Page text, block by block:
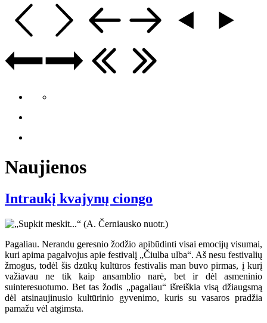
Naujienos
Intraukį kvajynų ciongo
Pagaliau. Nerandu geresnio žodžio apibūdinti visai emocijų visumai,
kuri apima pagalvojus apie festivalį „Čiulba ulba“. Aš nesu festivalių
žmogus, todėl šis dzūkų kultūros festivalis man buvo pirmas, į kurį
važiavau ne tik kaip ansamblio narė, bet ir dėl asmeninio
suinteresuotumo. Bet tas žodis „pagaliau“ išreiškia visą džiaugsmą
dėl atsinaujinusio kultūrinio gyvenimo, kuris su vasaros pradžia
pamažu vėl atgimsta.